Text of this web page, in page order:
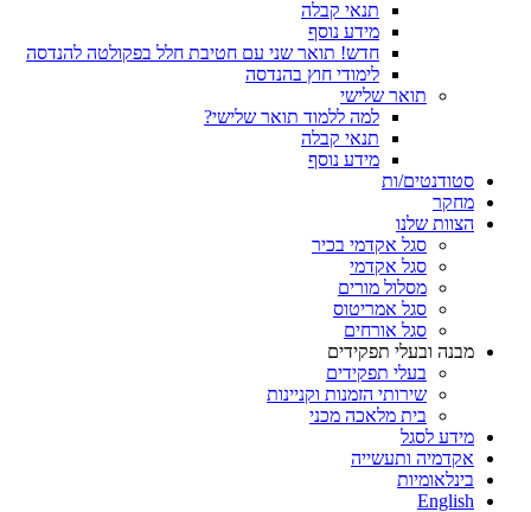
תנאי קבלה
מידע נוסף
חדש! תואר שני עם חטיבת חלל בפקולטה להנדסה
לימודי חוץ בהנדסה
תואר שלישי
למה ללמוד תואר שלישי?
תנאי קבלה
מידע נוסף
סטודנטים/ות
מחקר
הצוות שלנו
סגל אקדמי בכיר
סגל אקדמי
מסלול מורים
סגל אמריטוס
סגל אורחים
מבנה ובעלי תפקידים
בעלי תפקידים
שירותי הזמנות וקניינות
בית מלאכה מכני
מידע לסגל
אקדמיה ותעשייה
בינלאומיות
English